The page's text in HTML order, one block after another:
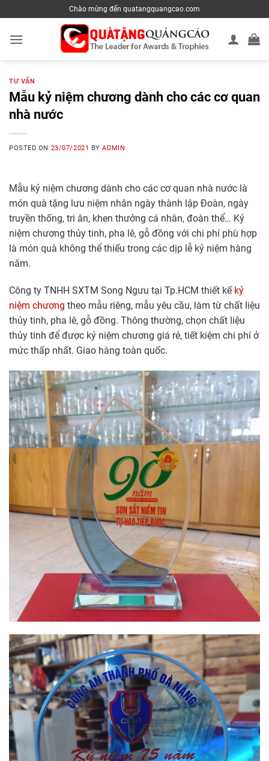
to
content
Chào mừng đến quatangquangcao.com
TƯ VẤN
Mẫu kỷ niệm chương dành cho các cơ quan
nhà nước
POSTED ON 23/07/2021 BYADMIN
Mẫu kỷ niệm chương dành cho các cơ quan nhà nước là
món quà tặng lưu niệm nhân ngày thành lập Đoàn, ngày
truyền thống, tri ân, khen thưởng cá nhân, đoàn thể… Kỷ
niệm chương thủy tinh, pha lê, gỗ đồng với chi phí phù hợp
là món quà không thể thiếu trong các dịp lễ kỷ niệm hàng
năm.
Công ty TNHH SXTM Song Ngưu tại Tp.HCM thiết kế kỷ
niệm chương theo mẫu riêng, mẫu yêu cầu, làm từ chất liệu
thủy tinh, pha lê, gỗ đồng. Thông thường, chọn chất liệu
thủy tinh để được kỷ niệm chương giá rẻ, tiết kiệm chi phí ở
mức thấp nhất. Giao hàng toàn quốc.